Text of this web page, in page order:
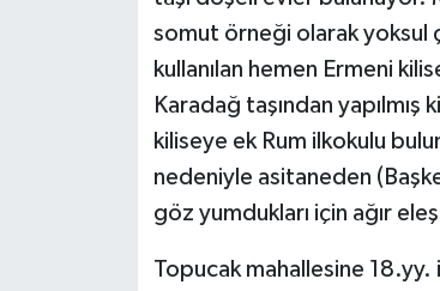
somut örneği olarak yoksul
kullanılan hemen Ermeni
Karadağ taşından yapılmış
kiliseye ek Rum ilkokulu
nedeniyle asitaneden
göz yumdukları için ağır
Topucak mahallesine 18.yy.